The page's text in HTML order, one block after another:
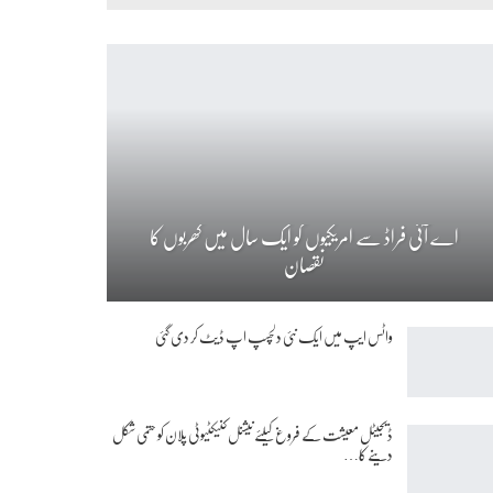
اے آئی فراڈ سے امریکیوں کو ایک سال میں کھربوں کا
نقصان
واٹس ایپ میں ایک نئی دلچسپ اپ ڈیٹ کر دی گئی
ڈیجیٹل معیشت کے فروغ کیلئے نیشنل کنیکٹیوٹی پلان کو حتمی شکل
دینے کا…